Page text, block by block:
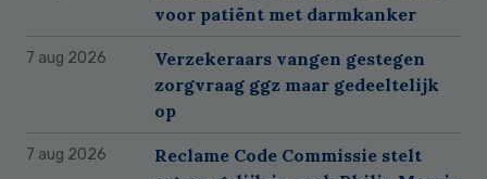
voor patiënt met darmkanker
7 aug 2026
Verzekeraars vangen gestegen
zorgvraag ggz maar gedeeltelijk
op
7 aug 2026
Reclame Code Commissie stelt